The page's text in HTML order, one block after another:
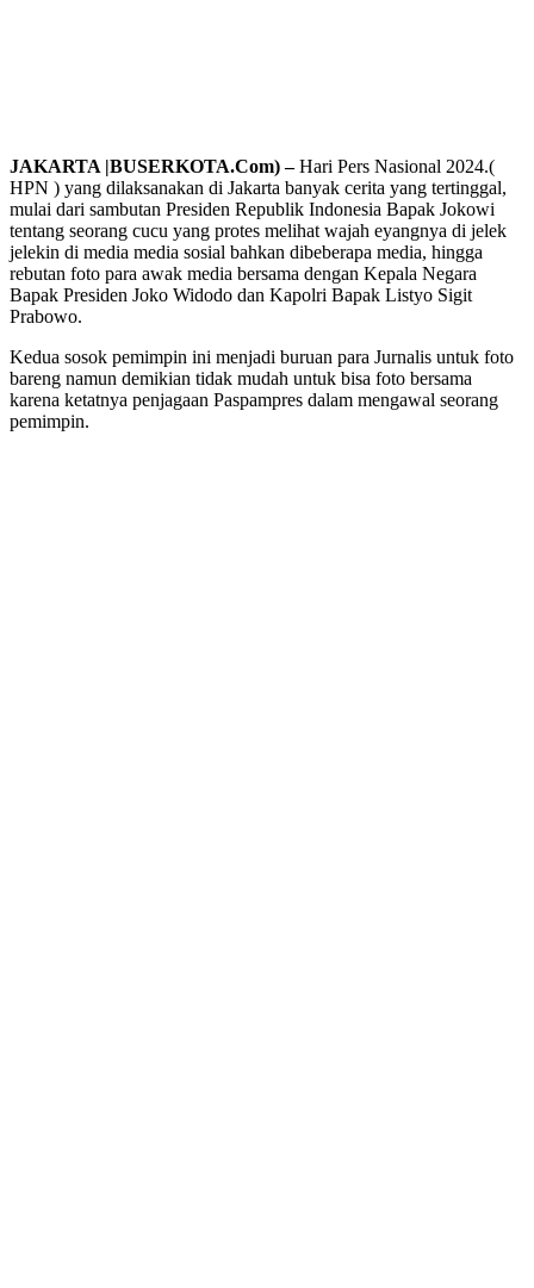
JAKARTA |BUSERKOTA.Com) –Hari Pers Nasional 2024.(
HPN ) yang dilaksanakan di Jakarta banyak cerita yang tertinggal,
mulai dari sambutan Presiden Republik Indonesia Bapak Jokowi
tentang seorang cucu yang protes melihat wajah eyangnya di jelek
jelekin di media media sosial bahkan dibeberapa media, hingga
rebutan foto para awak media bersama dengan Kepala Negara
Bapak Presiden Joko Widodo dan Kapolri Bapak Listyo Sigit
Prabowo.
Kedua sosok pemimpin ini menjadi buruan para Jurnalis untuk foto
bareng namun demikian tidak mudah untuk bisa foto bersama
karena ketatnya penjagaan Paspampres dalam mengawal seorang
pemimpin.